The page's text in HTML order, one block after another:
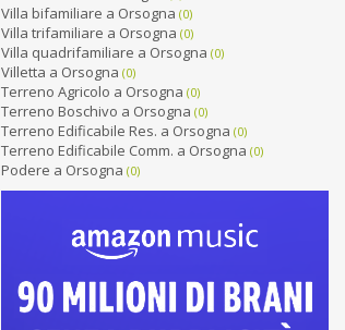
Villa bifamiliare a Orsogna (0)
Villa trifamiliare a Orsogna (0)
Villa quadrifamiliare a Orsogna (0)
Villetta a Orsogna (0)
Terreno Agricolo a Orsogna (0)
Terreno Boschivo a Orsogna (0)
Terreno Edificabile Res. a Orsogna (0)
Terreno Edificabile Comm. a Orsogna (0)
Podere a Orsogna (0)